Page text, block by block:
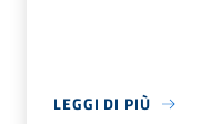
LEGGI DI PIÙ